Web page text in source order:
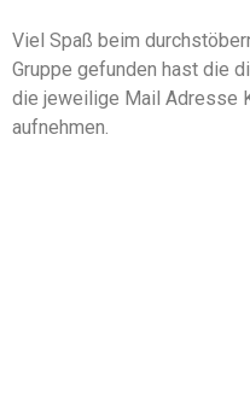
Viel Spaß beim
Gruppe gefunden hast die
die jeweilige Mail Adresse
aufnehmen.